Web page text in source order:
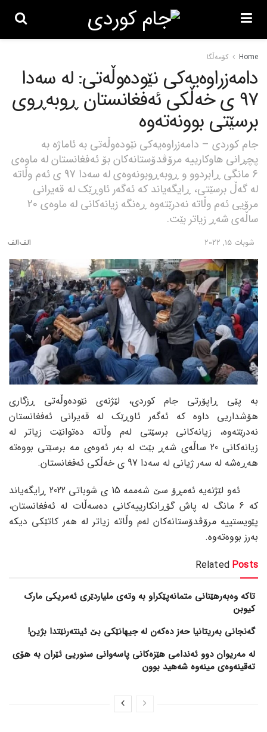
Home کۆمەڵگا
دامەزراوەیەکی نێودەوڵەتی: لە سەدا
97 ی خەڵکی ئەفغانستان ڕوبەڕوی
برسێتی بوونەتەوە
جام کوردی – دامەزراوەیەکی نێودەوڵەتی بە ئاماژە بە
پچڕانی هاوکارییە مرۆڤدۆستانەکان بۆ ئەفغانستان لە ماوەی
6 مانگی ڕابردوو و ڕوبەڕوبونەوەی لە سەدا 97 ی ئەم وڵاتە
لە گەڵ برسێتی، ڕایگەیاند کە ئەگەر ئاوڕێک لە قەیرانی
مرۆیی ئەم وڵاتە نەدرێتەوە ڕەنگە زیانەکانی لە ماوەی 20
ساڵەی شەڕ زیاتر بێت.
شوبات 15, 2022
بە پێی ڕاپۆرتی جام کوردی، لێژنەی نێودەوڵەتی ڕزگاری
هۆشداریی داوە کە ئەگەر ئاوڕێک لە قەیرانی ئەفغانستان
نەدرێتەوە، زیانەکانی برسێتی لەم وڵاتە دەتوانێت زیاتر لە
زیانەکانی 20 ساڵەی شەڕ بێت لە بەر ئەوەی مە برسێتی بووەتە
هەڕەشە لە سەر ژیانی لە سەدا 97 ی خەڵکی ئەفغانستان.
ئەو لێژنەیە ئەمڕۆ سێ شەممە 15 ی شوباتی 2022 ڕایگەیاند
کە 6 مانگ لە پاش گۆڕانکارییەکانی دەسەڵات لە ئەفغانستان،
پێویستییە مرۆڤدۆستانەکان لەم وڵاتە زیاتر لە هەر کاتێکی دیکە
بەرز بووەتەوە.
Related Posts
تاکە وەبەرهێنانی متمانەپێکراو بە وتەی ملیاردێری ئەمریکی مارک
کیوبن
گەنجانی بەریتانیا حەز دەکەن لە جیهانێکی بێ ئینتەرنێتدا بژین!
لە مەریوان دوو ئەندامی هێزەکانی پاسەوانی سنوریی ئێران بە هۆی
تەقینەوەی مینەوە شەهید بوون